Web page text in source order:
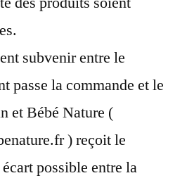
subvenir entre le
passe la commande et le
et Bébé Nature (
) reçoit le
possible entre la